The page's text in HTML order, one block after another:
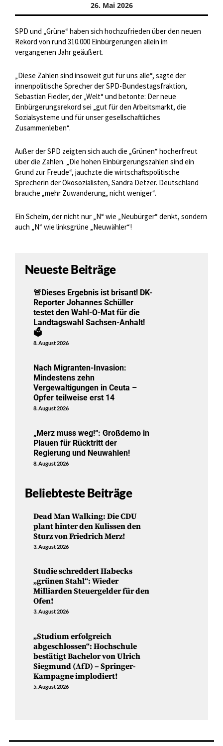
26. Mai 2026
SPD und „Grüne“ haben sich hochzufrieden über den neuen
Rekord von rund 310.000 Einbürgerungen allein im
vergangenen Jahr geäußert.
„Diese Zahlen sind insoweit gut für uns alle“, sagte der
innenpolitische Sprecher der SPD-Bundestagsfraktion,
Sebastian Fiedler, der „Welt“ und betonte: Der neue
Einbürgerungsrekord sei „gut für den Arbeitsmarkt, die
Sozialsysteme und für unser gesellschaftliches
Zusammenleben“.
Außer der SPD zeigten sich auch die „Grünen“ hocherfreut
über die Zahlen. „Die hohen Einbürgerungszahlen sind ein
Grund zur Freude“, jauchzte die wirtschaftspolitische
Sprecherin der Ökosozialisten, Sandra Detzer. Deutschland
brauche „mehr Zuwanderung, nicht weniger“.
Ein Schelm, der nicht nur „N“ wie „Neubürger“ denkt, sondern
auch „N“ wie linksgrüne „Neuwähler“!
Neueste Beiträge
🚨Dieses Ergebnis ist brisant! DK-
Reporter Johannes Schüller
testet den Wahl-O-Mat für die
Landtagswahl Sachsen-Anhalt!
🗳️
8. August 2026
Nach Migranten-Invasion:
Mindestens zehn
Vergewaltigungen in Ceuta –
Opfer teilweise erst 14
8. August 2026
„Merz muss weg!“: Großdemo in
Plauen für Rücktritt der
Regierung und Neuwahlen!
8. August 2026
Beliebteste Beiträge
Dead Man Walking: Die CDU
plant hinter den Kulissen den
Sturz von Friedrich Merz!
3. August 2026
Studie schreddert Habecks
„grünen Stahl“: Wieder
Milliarden Steuergelder für den
Ofen!
3. August 2026
„Studium erfolgreich
abgeschlossen“: Hochschule
bestätigt Bachelor von Ulrich
Siegmund (AfD) – Springer-
Kampagne implodiert!
5. August 2026